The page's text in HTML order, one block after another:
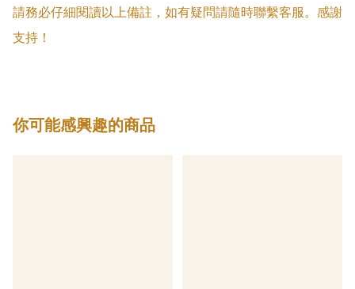
請務必仔細閱讀以上備註，如有疑問請隨時聯繫客服。感謝
支持！
你可能感興趣的商品